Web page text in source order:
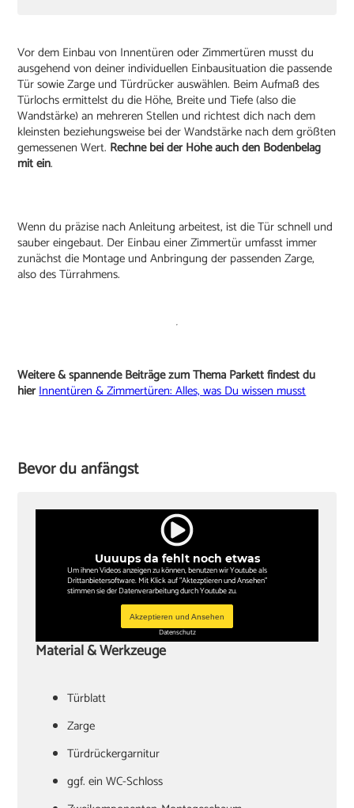
Vor dem Einbau von Innentüren oder Zimmertüren musst du
ausgehend von deiner individuellen Einbausituation die passende
Tür sowie Zarge und Türdrücker auswählen. Beim Aufmaß des
Türlochs ermittelst du die Höhe, Breite und Tiefe (also die
Wandstärke) an mehreren Stellen und richtest dich nach dem
kleinsten beziehungsweise bei der Wandstärke nach dem größten
gemessenen Wert. Rechne bei der Höhe auch den Bodenbelag
mit ein.
Wenn du präzise nach Anleitung arbeitest, ist die Tür schnell und
sauber eingebaut. Der Einbau einer Zimmertür umfasst immer
zunächst die Montage und Anbringung der passenden Zarge,
also des Türrahmens.
Weitere & spannende Beiträge zum Thema Parkett findest du
hierInnentüren & Zimmertüren: Alles, was Du wissen musst
Bevor du anfängst
Uuuups da fehlt noch etwas
Um ihnen Videos anzeigen zu können, benutzen wir Youtube als
Drittanbietersoftware. Mit Klick auf "Aktezptieren und Ansehen"
stimmen sie der Datenverarbeitung durch Youtube zu.
Akzeptieren und Ansehen
Datenschutz
Material & Werkzeuge
Türblatt
‏Zarge
Türdrückergarnitur
‏ggf. ein WC-Schloss